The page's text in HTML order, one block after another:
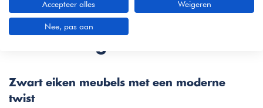
Oakura Serie | Eigentijds
Zwart eiken meubels met een moderne
twist
Accepteer alles Weigeren
Nee, pas aan